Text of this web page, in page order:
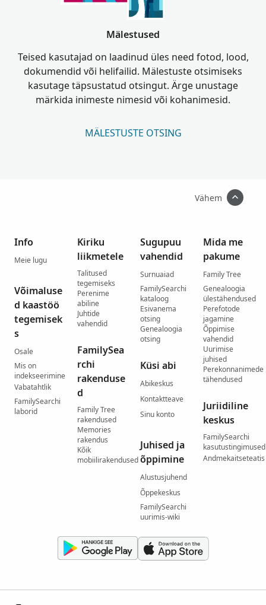
Mälestused
Teised kasutajad on laadinud üles need fotod, lood,
dokumendid või helifailid. Mälestuste otsimiseks
kasutage täpsustatud otsingut. Ärge unustage
märkida inimeste nimesid või kohanimesid.
MÄLESTUSTE OTSING
Vähem
Info
Meie lugu
Võimaluse
d kaastöö
tegemisek
s
Osale
Mis on
indekseerimine
Vabatahtlik
FamilySearchi
laborid
Kiriku
liikmetele
Talitused
tegemiseks
Perenime
abiline
Juhtide
vahendid
FamilySea
rchi
rakenduse
d
Family Tree
rakendused
Memories
rakendus
Kõik
mobiilirakendused
Sugupuu
vahendid
Surnuaiad
FamilySearchi
kataloog
Esivanema
otsing
Genealoogia
otsing
Küsi abi
Abikeskus
Kontaktteave
Sinu konto
Juhised ja
õppimine
Alustusjuhend
Õppekeskus
FamilySearchi
uurimis-wiki
Mida me
pakume
Family Tree
Genealoogia
ülestähendused
Perefotode
jagamine
Õppimise
vahendid
Uurimise
juhised
Perekonnanimede
tähendused
Juriidiline
keskus
FamilySearchi
kasutustingimused
Andmekaitseteatis